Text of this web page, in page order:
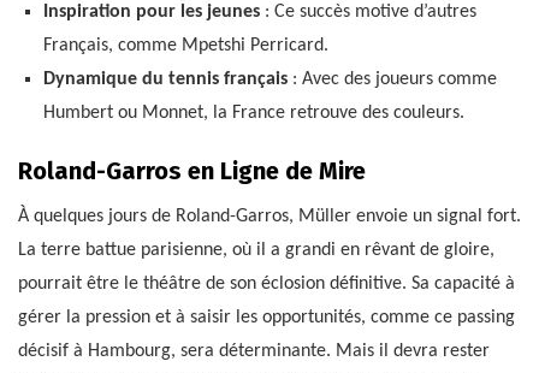
Inspiration pour les jeunes: Ce succès motive d’autres
Français, comme Mpetshi Perricard.
Dynamique du tennis français: Avec des joueurs comme
Humbert ou Monnet, la France retrouve des couleurs.
Roland-Garros en Ligne de Mire
À quelques jours de Roland-Garros, Müller envoie un signal fort.
La terre battue parisienne, où il a grandi en rêvant de gloire,
pourrait être le théâtre de son éclosion définitive. Sa capacité à
gérer la pression et à saisir les opportunités, comme ce passing
décisif à Hambourg, sera déterminante. Mais il devra rester